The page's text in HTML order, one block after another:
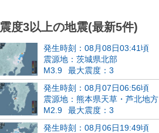
震度3以上の地震(最新5件)
発生時刻：08月08日03:41頃
震源地：茨城県北部
M3.9
最大震度：3
発生時刻：08月07日06:56頃
震源地：熊本県天草・芦北地方
M2.9
最大震度：3
発生時刻：08月06日19:49頃